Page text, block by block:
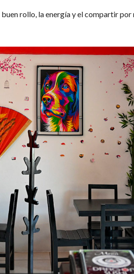
rollo, la energía y el compartir por